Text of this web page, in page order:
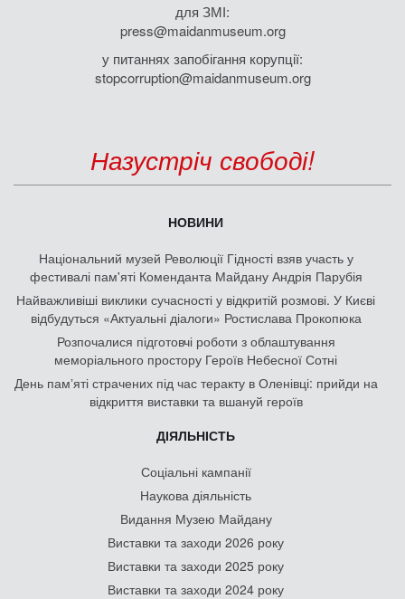
для ЗМІ:
press@maidanmuseum.org
у питаннях запобігання корупції:
stopcorruption@maidanmuseum.org
Назустріч свободі!
НОВИНИ
Національний музей Революції Гідності взяв участь у
фестивалі пам'яті Коменданта Майдану Андрія Парубія
Найважливіші виклики сучасності у відкритій розмові. У Києві
відбудуться «Актуальні діалоги» Ростислава Прокопюка
Розпочалися підготовчі роботи з облаштування
меморіального простору Героїв Небесної Сотні
День памʼяті страчених під час теракту в Оленівці: прийди на
відкриття виставки та вшануй героїв
ДІЯЛЬНІСТЬ
Соціальні кампанії
Наукова діяльність
Видання Музею Майдану
Виставки та заходи 2026 року
Виставки та заходи 2025 року
Виставки та заходи 2024 року